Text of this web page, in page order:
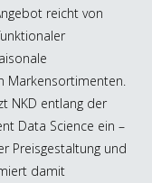
reicht von
Markensortimenten.
NKD entlang der
Data Science ein –
Preisgestaltung und
damit